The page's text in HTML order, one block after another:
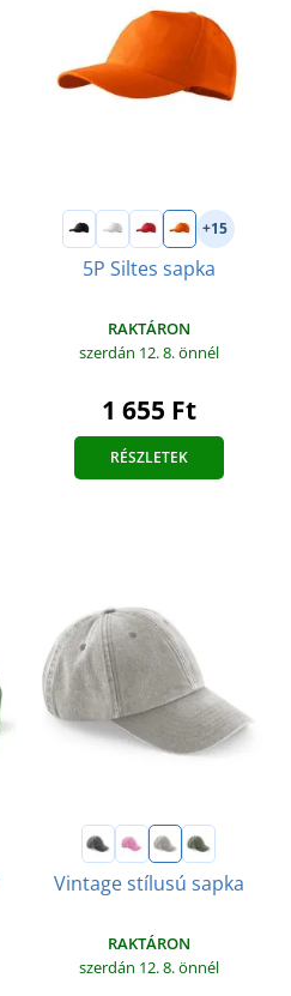
+15
5P Siltes sapka
RAKTÁRON
szerdán 12. 8.önnél
1 655 Ft
RÉSZLETEK
Vintage stílusú sapka
RAKTÁRON
szerdán 12. 8.önnél